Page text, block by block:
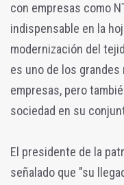
con empresas como
indispensable en la
modernización del
es uno de los
empresas, pero
sociedad en su
El presidente de la
señalado que "su